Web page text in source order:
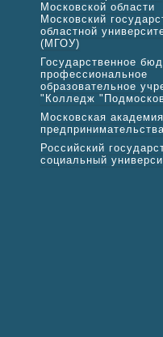
Московской области
Московский
областной
(МГОУ)
Государственное
профессиональное
образовательное
"Колледж
Московская академия
Российский
социальный